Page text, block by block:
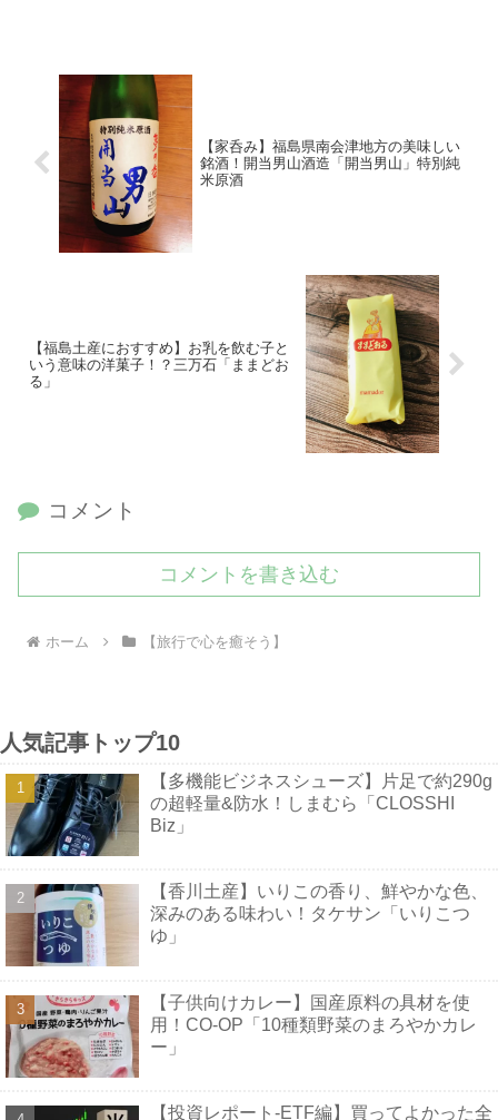
【家呑み】福島県南会津地方の美味しい
銘酒！開当男山酒造「開当男山」特別純
米原酒
【福島土産におすすめ】お乳を飲む子と
いう意味の洋菓子！？三万石「ままどお
る」
コメント
コメントを書き込む
ホーム 【旅行で心を癒そう】
人気記事トップ10
【多機能ビジネスシューズ】片足で約290g
の超軽量&防水！しまむら「CLOSSHI
Biz」
【香川土産】いりこの香り、鮮やかな色、
深みのある味わい！タケサン「いりこつ
ゆ」
【子供向けカレー】国産原料の具材を使
用！CO-OP「10種類野菜のまろやかカレ
ー」
【投資レポート-ETF編】買ってよかった全